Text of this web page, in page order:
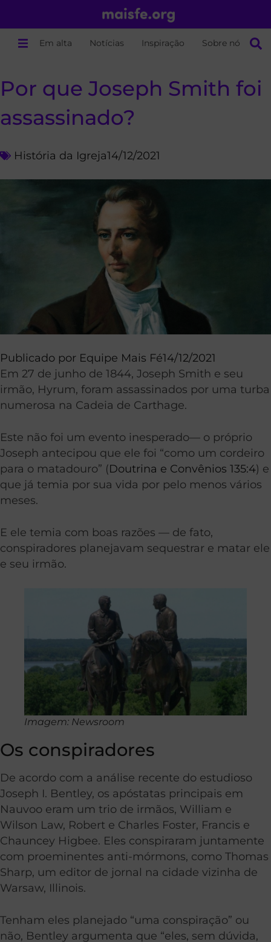
Em alta Notícias Inspiração Sobre nós
Por que Joseph Smith foi
assassinado?
História da Igreja14/12/2021
Publicado por Equipe Mais Fé14/12/2021
Em 27 de junho de 1844, Joseph Smith e seu
irmão, Hyrum, foram assassinados por uma turba
numerosa na Cadeia de Carthage.
Este não foi um evento inesperado— o próprio
Joseph antecipou que ele foi “como um cordeiro
para o matadouro” (Doutrina e Convênios 135:4) e
que já temia por sua vida por pelo menos vários
meses.
E ele temia com boas razões — de fato,
conspiradores planejavam sequestrar e matar ele
e seu irmão.
Imagem: Newsroom
Os conspiradores
De acordo com a análise recente do estudioso
Joseph I. Bentley, os apóstatas principais em
Nauvoo eram um trio de irmãos, William e
Wilson Law, Robert e Charles Foster, Francis e
Chauncey Higbee. Eles conspiraram juntamente
com proeminentes anti-mórmons, como Thomas
Sharp, um editor de jornal na cidade vizinha de
Warsaw, Illinois.
Tenham eles planejado “uma conspiração” ou
não, Bentley argumenta que “eles, sem dúvida,